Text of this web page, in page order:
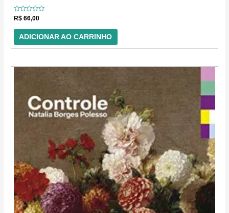
Avaliação
0
de
R$ 66,00
ADICIONAR AO CARRINHO